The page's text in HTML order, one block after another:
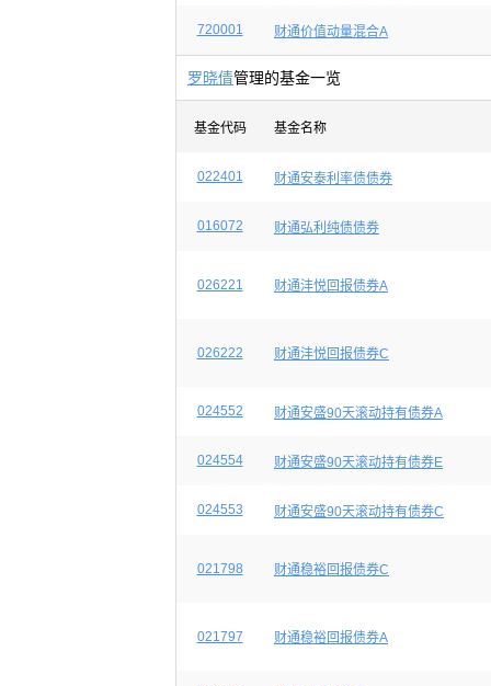
720001 财通价值动量混合A
罗晓倩管理的基金一览
基金代码 基金名称
022401 财通安泰利率债债券
016072 财通弘利纯债债券
026221 财通沣悦回报债券A
026222 财通沣悦回报债券C
024552 财通安盛90天滚动持有债券A
024554 财通安盛90天滚动持有债券E
024553 财通安盛90天滚动持有债券C
021798 财通稳裕回报债券C
021797 财通稳裕回报债券A